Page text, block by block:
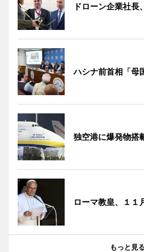
ドローン企業社長
ハシナ前首相「母
独空港に爆発物搭
ローマ教皇、１１
もっと見る